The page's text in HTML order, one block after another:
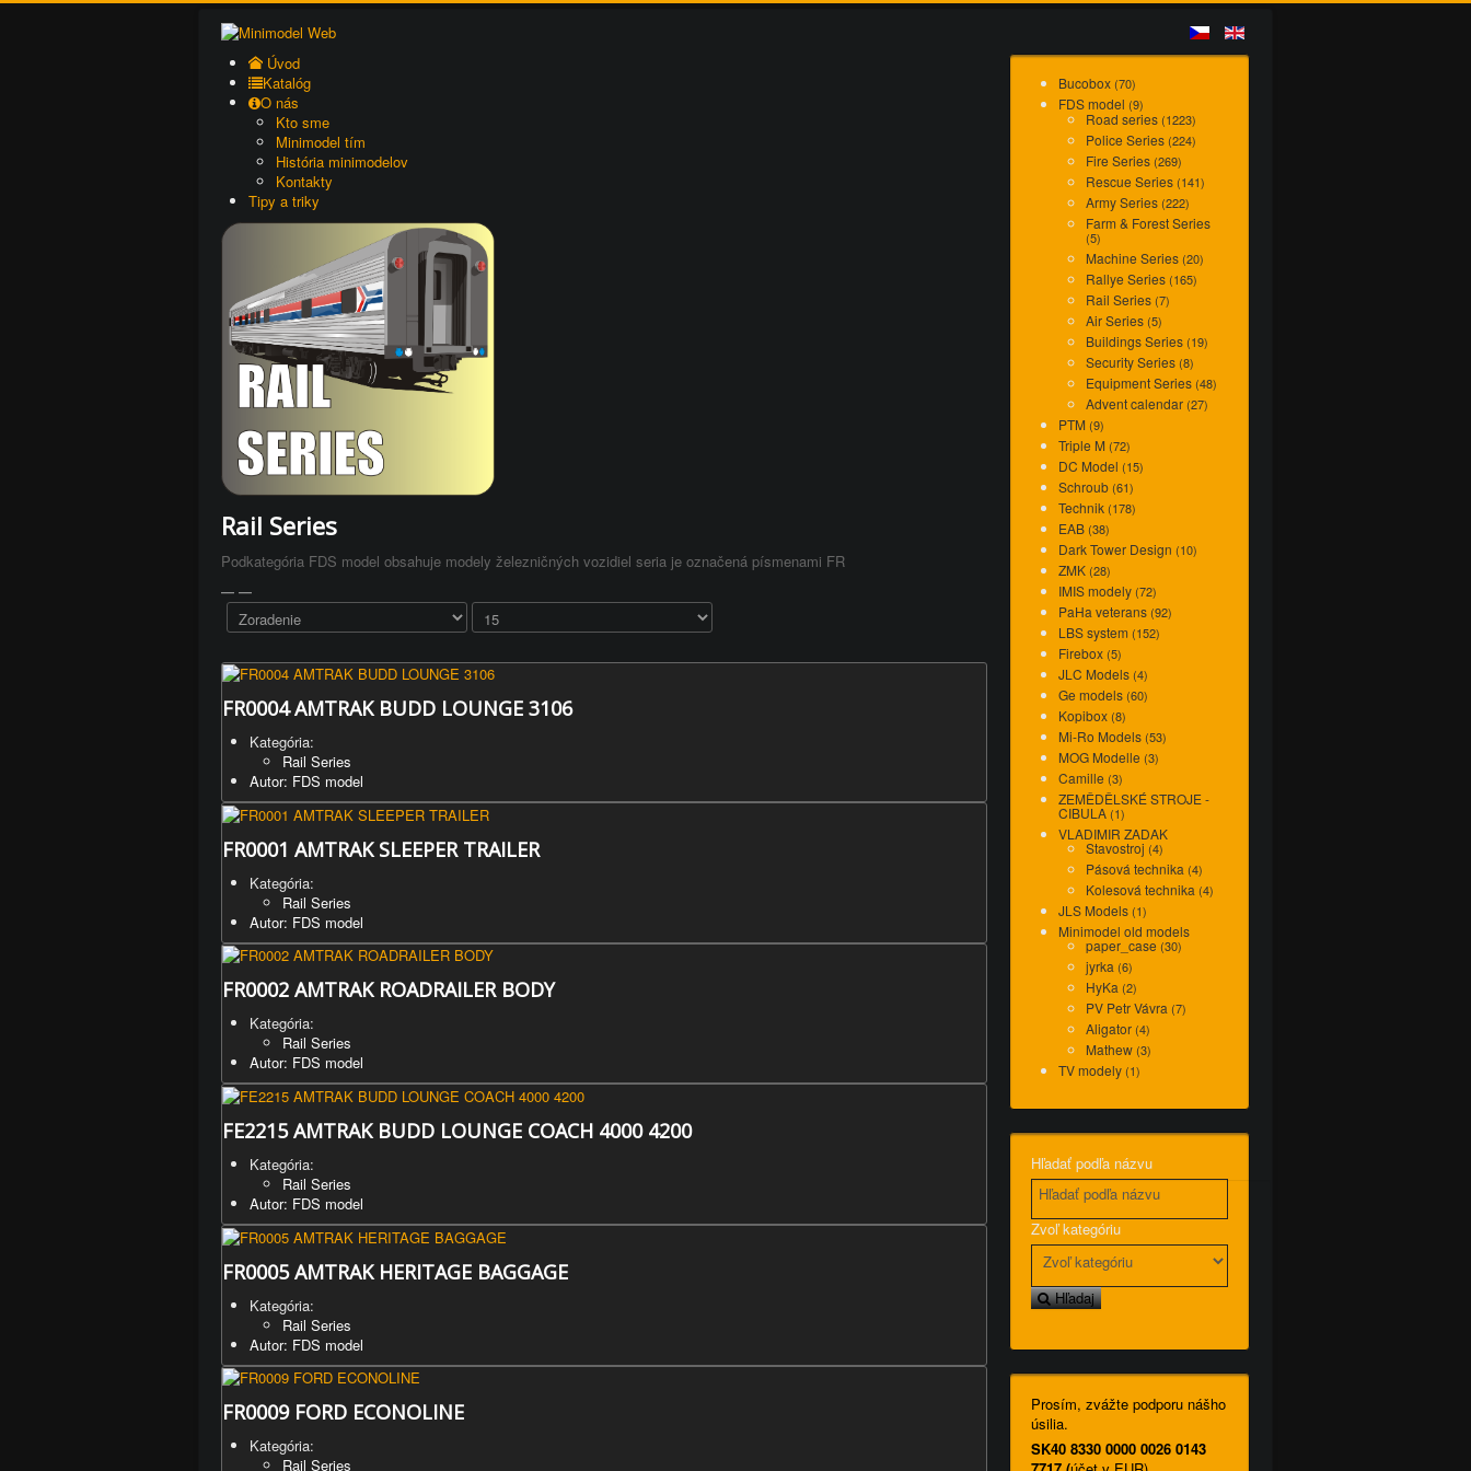
Úvod
Katalóg
O nás
Kto sme
Minimodel tím
História minimodelov
Kontakty
Tipy a triky
Rail Series
Podkategória FDS model obsahuje modely železničných vozidiel seria je označená písmenami FR
FR0004 AMTRAK BUDD LOUNGE 3106
Kategória:
Rail Series
Autor: FDS model
FR0001 AMTRAK SLEEPER TRAILER
Kategória:
Rail Series
Autor: FDS model
FR0002 AMTRAK ROADRAILER BODY
Kategória:
Rail Series
Autor: FDS model
FE2215 AMTRAK BUDD LOUNGE COACH 4000 4200
Kategória:
Rail Series
Autor: FDS model
FR0005 AMTRAK HERITAGE BAGGAGE
Kategória:
Rail Series
Autor: FDS model
FR0009 FORD ECONOLINE
Kategória:
Rail Series
Bucobox (70)
FDS model (9)
Road series (1223)
Police Series (224)
Fire Series (269)
Rescue Series (141)
Army Series (222)
Farm & Forest Series
(5)
Machine Series (20)
Rallye Series (165)
Rail Series (7)
Air Series (5)
Buildings Series (19)
Security Series (8)
Equipment Series (48)
Advent calendar (27)
PTM (9)
Triple M (72)
DC Model (15)
Schroub (61)
Technik (178)
EAB (38)
Dark Tower Design (10)
ZMK (28)
IMIS modely (72)
PaHa veterans (92)
LBS system (152)
Firebox (5)
JLC Models (4)
Ge models (60)
Kopibox (8)
Mi-Ro Models (53)
MOG Modelle (3)
Camille (3)
ZEMĚDĚLSKÉ STROJE -
CIBULA (1)
VLADIMIR ZADAK
Stavostroj (4)
Pásová technika (4)
Kolesová technika (4)
JLS Models (1)
Minimodel old models
paper_case (30)
jyrka (6)
HyKa (2)
PV Petr Vávra (7)
Aligator (4)
Mathew (3)
TV modely (1)
Hľadať podľa názvu
Zvoľ kategóriu
Hľadaj
Prosím, zvážte podporu nášho
úsilia.
SK40 8330 0000 0026 0143